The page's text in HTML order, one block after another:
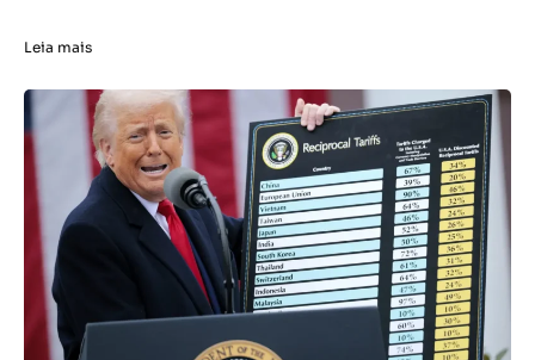
Leia mais